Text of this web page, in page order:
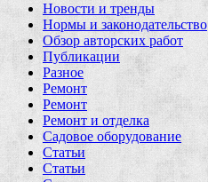
Новости и тренды
Нормы и законодательство
Обзор авторских работ
Публикации
Разное
Ремонт
Ремонт
Ремонт и отделка
Садовое оборудование
Статьи
Статьи